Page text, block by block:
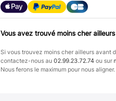
Vous avez trouvé moins cher ailleurs
Si vous trouvez moins cher ailleurs avant
contactez-nous au 02.99.23.72.74 ou sur
Nous ferons le maximum pour nous aligner.